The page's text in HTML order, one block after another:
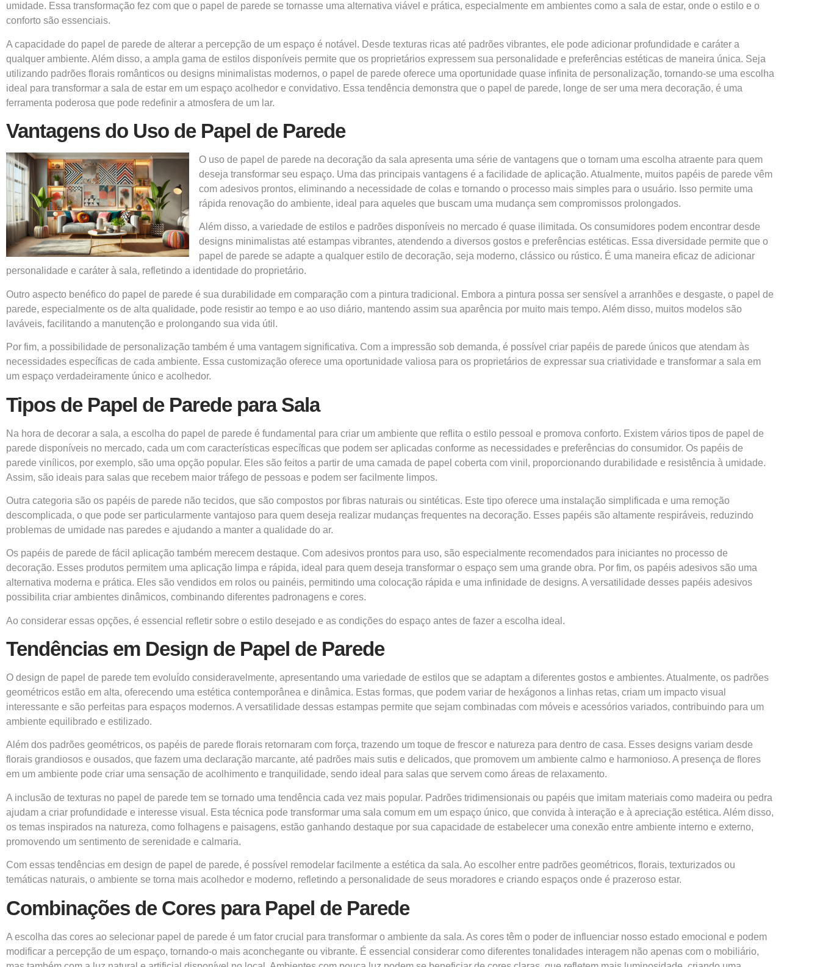
umidade. Essa transformação fez com que o papel de parede se tornasse uma alternativa viável e prática, especialmente em ambientes como a sala de estar, onde o estilo e o
conforto são essenciais.
A capacidade do papel de parede de alterar a percepção de um espaço é notável. Desde texturas ricas até padrões vibrantes, ele pode adicionar profundidade e caráter a
qualquer ambiente. Além disso, a ampla gama de estilos disponíveis permite que os proprietários expressem sua personalidade e preferências estéticas de maneira única. Seja
utilizando padrões florais românticos ou designs minimalistas modernos, o papel de parede oferece uma oportunidade quase infinita de personalização, tornando-se uma escolha
ideal para transformar a sala de estar em um espaço acolhedor e convidativo. Essa tendência demonstra que o papel de parede, longe de ser uma mera decoração, é uma
ferramenta poderosa que pode redefinir a atmosfera de um lar.
Vantagens do Uso de Papel de Parede
O uso de papel de parede na decoração da sala apresenta uma série de vantagens que o tornam uma escolha atraente para quem
deseja transformar seu espaço. Uma das principais vantagens é a facilidade de aplicação. Atualmente, muitos papéis de parede vêm
com adesivos prontos, eliminando a necessidade de colas e tornando o processo mais simples para o usuário. Isso permite uma
rápida renovação do ambiente, ideal para aqueles que buscam uma mudança sem compromissos prolongados.
Além disso, a variedade de estilos e padrões disponíveis no mercado é quase ilimitada. Os consumidores podem encontrar desde
designs minimalistas até estampas vibrantes, atendendo a diversos gostos e preferências estéticas. Essa diversidade permite que o
papel de parede se adapte a qualquer estilo de decoração, seja moderno, clássico ou rústico. É uma maneira eficaz de adicionar
personalidade e caráter à sala, refletindo a identidade do proprietário.
Outro aspecto benéfico do papel de parede é sua durabilidade em comparação com a pintura tradicional. Embora a pintura possa ser sensível a arranhões e desgaste, o papel de
parede, especialmente os de alta qualidade, pode resistir ao tempo e ao uso diário, mantendo assim sua aparência por muito mais tempo. Além disso, muitos modelos são
laváveis, facilitando a manutenção e prolongando sua vida útil.
Por fim, a possibilidade de personalização também é uma vantagem significativa. Com a impressão sob demanda, é possível criar papéis de parede únicos que atendam às
necessidades específicas de cada ambiente. Essa customização oferece uma oportunidade valiosa para os proprietários de expressar sua criatividade e transformar a sala em
um espaço verdadeiramente único e acolhedor.
Tipos de Papel de Parede para Sala
Na hora de decorar a sala, a escolha do papel de parede é fundamental para criar um ambiente que reflita o estilo pessoal e promova conforto. Existem vários tipos de papel de
parede disponíveis no mercado, cada um com características específicas que podem ser aplicadas conforme as necessidades e preferências do consumidor. Os papéis de
parede vinílicos, por exemplo, são uma opção popular. Eles são feitos a partir de uma camada de papel coberta com vinil, proporcionando durabilidade e resistência à umidade.
Assim, são ideais para salas que recebem maior tráfego de pessoas e podem ser facilmente limpos.
Outra categoria são os papéis de parede não tecidos, que são compostos por fibras naturais ou sintéticas. Este tipo oferece uma instalação simplificada e uma remoção
descomplicada, o que pode ser particularmente vantajoso para quem deseja realizar mudanças frequentes na decoração. Esses papéis são altamente respiráveis, reduzindo
problemas de umidade nas paredes e ajudando a manter a qualidade do ar.
Os papéis de parede de fácil aplicação também merecem destaque. Com adesivos prontos para uso, são especialmente recomendados para iniciantes no processo de
decoração. Esses produtos permitem uma aplicação limpa e rápida, ideal para quem deseja transformar o espaço sem uma grande obra. Por fim, os papéis adesivos são uma
alternativa moderna e prática. Eles são vendidos em rolos ou painéis, permitindo uma colocação rápida e uma infinidade de designs. A versatilidade desses papéis adesivos
possibilita criar ambientes dinâmicos, combinando diferentes padronagens e cores.
Ao considerar essas opções, é essencial refletir sobre o estilo desejado e as condições do espaço antes de fazer a escolha ideal.
Tendências em Design de Papel de Parede
O design de papel de parede tem evoluído consideravelmente, apresentando uma variedade de estilos que se adaptam a diferentes gostos e ambientes. Atualmente, os padrões
geométricos estão em alta, oferecendo uma estética contemporânea e dinâmica. Estas formas, que podem variar de hexágonos a linhas retas, criam um impacto visual
interessante e são perfeitas para espaços modernos. A versatilidade dessas estampas permite que sejam combinadas com móveis e acessórios variados, contribuindo para um
ambiente equilibrado e estilizado.
Além dos padrões geométricos, os papéis de parede florais retornaram com força, trazendo um toque de frescor e natureza para dentro de casa. Esses designs variam desde
florais grandiosos e ousados, que fazem uma declaração marcante, até padrões mais sutis e delicados, que promovem um ambiente calmo e harmonioso. A presença de flores
em um ambiente pode criar uma sensação de acolhimento e tranquilidade, sendo ideal para salas que servem como áreas de relaxamento.
A inclusão de texturas no papel de parede tem se tornado uma tendência cada vez mais popular. Padrões tridimensionais ou papéis que imitam materiais como madeira ou pedra
ajudam a criar profundidade e interesse visual. Esta técnica pode transformar uma sala comum em um espaço único, que convida à interação e à apreciação estética. Além disso,
os temas inspirados na natureza, como folhagens e paisagens, estão ganhando destaque por sua capacidade de estabelecer uma conexão entre ambiente interno e externo,
promovendo um sentimento de serenidade e calmaria.
Com essas tendências em design de papel de parede, é possível remodelar facilmente a estética da sala. Ao escolher entre padrões geométricos, florais, texturizados ou
temáticas naturais, o ambiente se torna mais acolhedor e moderno, refletindo a personalidade de seus moradores e criando espaços onde é prazeroso estar.
Combinações de Cores para Papel de Parede
A escolha das cores ao selecionar papel de parede é um fator crucial para transformar o ambiente da sala. As cores têm o poder de influenciar nosso estado emocional e podem
modificar a percepção de um espaço, tornando-o mais aconchegante ou vibrante. É essencial considerar como diferentes tonalidades interagem não apenas com o mobiliário,